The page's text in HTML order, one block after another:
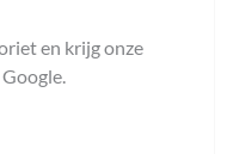
en krijg onze